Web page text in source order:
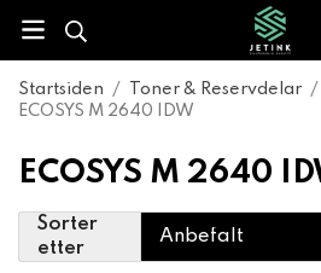
Startsiden / Toner & Reservdelar /
ECOSYS M 2640 IDW
ECOSYS M 2640
Sorter
etter